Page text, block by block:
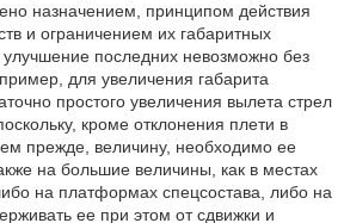
назначением, принципом действия
и ограничением их габаритных
последних невозможно без
для увеличения габарита
простого увеличения вылета стрел
кроме отклонения плети в
прежде, величину, необходимо ее
на большие величины, как в местах
на платформах спецсостава, либо на
ее при этом от сдвижки и